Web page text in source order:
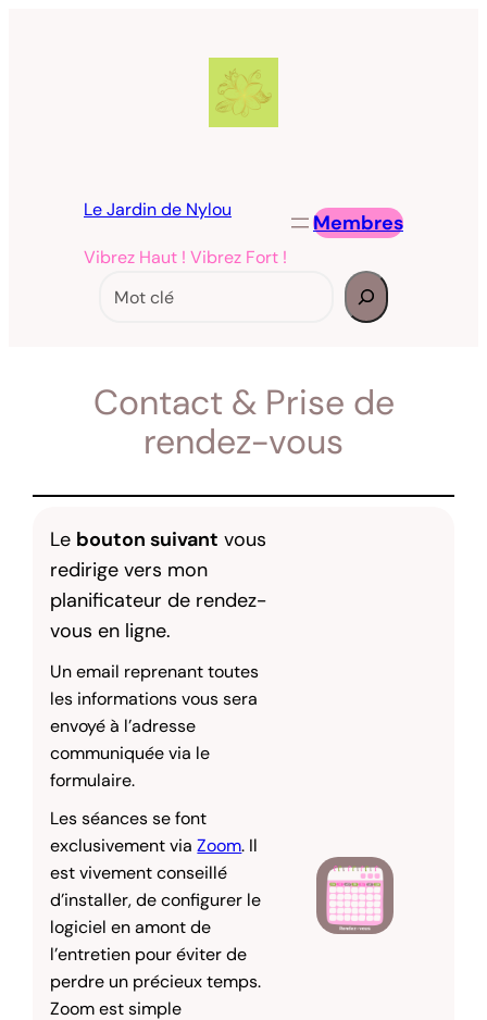
Le Jardin de Nylou
Vibrez Haut ! Vibrez Fort !
Membres
Rechercher
Contact & Prise de
rendez-vous
Le bouton suivant vous
redirige vers mon
planificateur de rendez-
vous en ligne.
Un email reprenant toutes
les informations vous sera
envoyé à l’adresse
communiquée via le
formulaire.
Les séances se font
exclusivement viaZoom. Il
est vivement conseillé
d’installer, de configurer le
logiciel en amont de
l’entretien pour éviter de
perdre un précieux temps.
Zoom est simple